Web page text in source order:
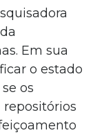
Em sua
o estado
os